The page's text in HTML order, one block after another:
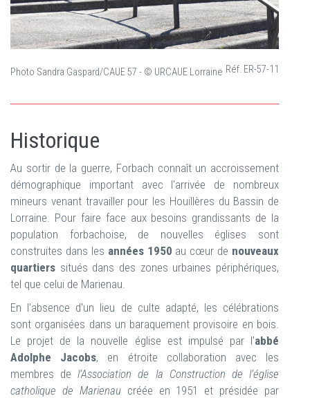
Photo Sandra Gaspard/CAUE 57 - © URCAUE Lorraine Réf. ER-57-11
Historique
Au sortir de la guerre, Forbach connaît un accroissement
démographique important avec l'arrivée de nombreux
mineurs venant travailler pour les Houillères du Bassin de
Lorraine. Pour faire face aux besoins grandissants de la
population forbachoise, de nouvelles églises sont
construites dans les années 1950 au cœur de nouveaux
quartiers situés dans des zones urbaines périphériques,
tel que celui de Marienau.
En l'absence d'un lieu de culte adapté, les célébrations
sont organisées dans un baraquement provisoire en bois.
Le projet de la nouvelle église est impulsé par l’abbé
Adolphe Jacobs, en étroite collaboration avec les
membres del’Association de la Construction de l’église
catholique de Marienau créée en 1951 et présidée par